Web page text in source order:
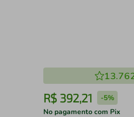
R$ 392,21 -5%
No pagamento com Pix